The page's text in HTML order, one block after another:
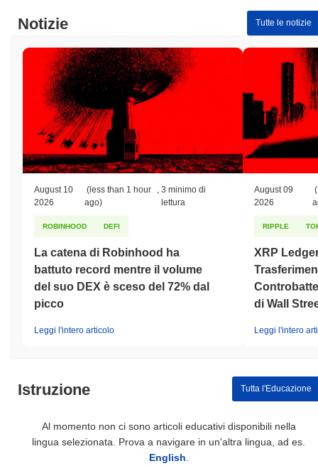
suo ATH .
Come si sta comportando Crypto Banker rispetto
al mercato crypto più ampio?
Negli ultimi 7 giorni, Crypto Banker ha guadagnato 0.00% ,
sottoperformando il mercato crypto complessivo che ha registrato
un guadagno del0.55%
. Ciò indica un ritardo temporaneo
nell'azione del prezzo di CBR rispetto allo slancio del mercato più
ampio.
Notizie Tutte le notizie
August 10
2026
(less than 1 hour
ago)
3 minimo di
lettura
ROBINHOOD DEFI
La catena di Robinhood ha
battuto record mentre il volume
del suo DEX è sceso del 72% dal
picco
Leggi l'intero articolo
August 09
2026
RIPPLE
XRP
di Wall
Leggi l'intero
Istruzione Tutta l'Educazione
Al momento non ci sono articoli educativi disponibili nella
lingua selezionata. Prova a navigare in un'altra lingua, ad es.
English